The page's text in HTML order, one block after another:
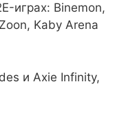
играх: Binemon,
Kaby Arena
и Axie Infinity,